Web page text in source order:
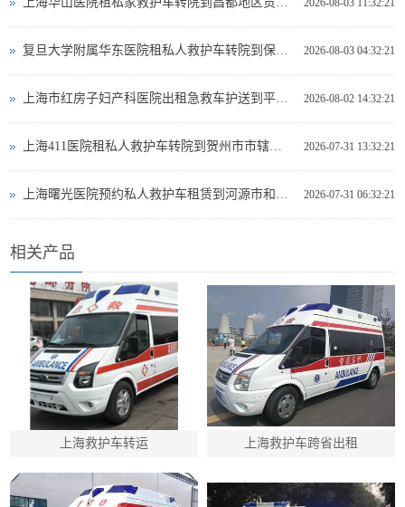
2026-08-03 04:32:21
2026-08-02 14:32:21
2026-07-31 13:32:21
2026-07-31 06:32:21
相关产品
上海救护车转运 上海救护车跨省出租